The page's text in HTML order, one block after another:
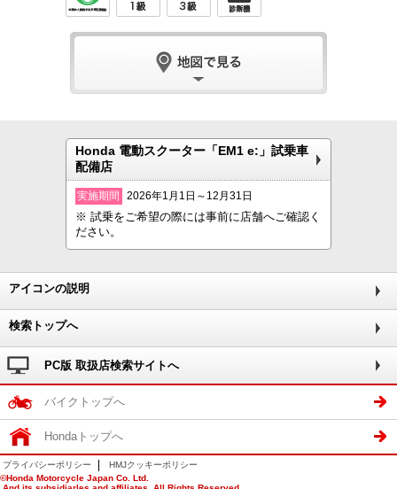
Honda 電動スクーター「EM1 e:」試乗車
配備店
実施期間 2026年1月1日～12月31日
※ 試乗をご希望の際には事前に店舗へご確認く
ださい。
アイコンの説明
検索トップへ
PC版 取扱店検索サイトへ
バイクトップへ
Hondaトップへ
プライバシーポリシー
HMJクッキーポリシー
©Honda Motorcycle Japan Co. Ltd.